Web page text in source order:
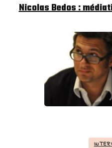
Nicolas Bedos :